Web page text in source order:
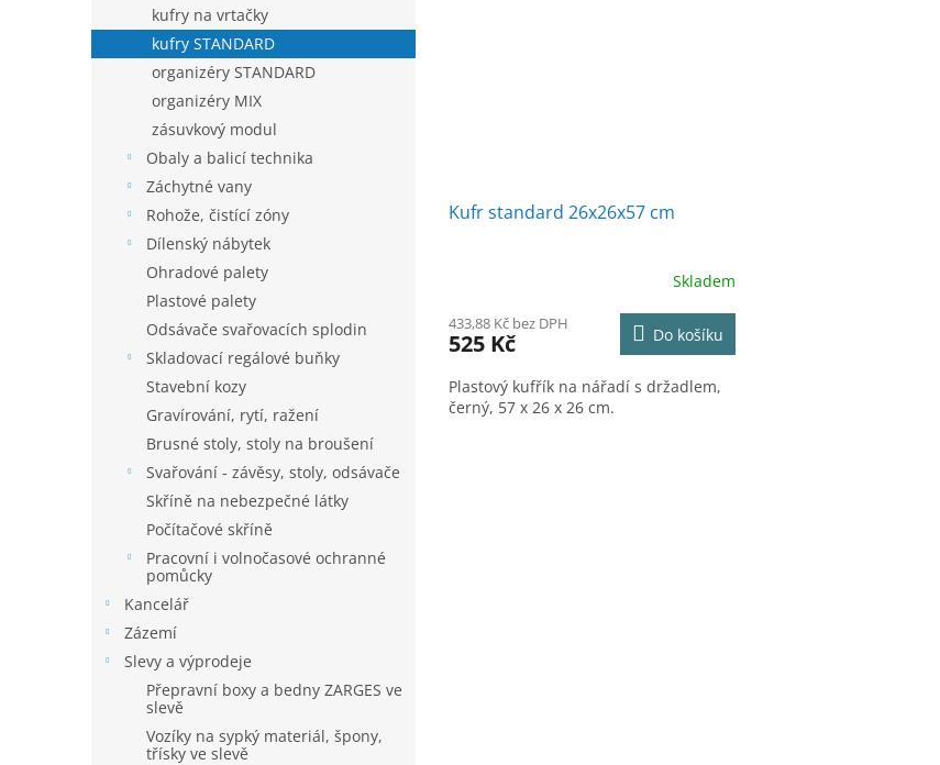
kufry na vrtačky
kufry STANDARD
organizéry STANDARD
organizéry MIX
zásuvkový modul
Obaly a balicí technika
Záchytné vany
Rohože, čistící zóny
Dílenský nábytek
Ohradové palety
Plastové palety
Odsávače svařovacích splodin
Skladovací regálové buňky
Stavební kozy
Gravírování, rytí, ražení
Brusné stoly, stoly na broušení
Svařování - závěsy, stoly, odsávače
Skříně na nebezpečné látky
Počítačové skříně
Pracovní i volnočasové ochranné
pomůcky
Kancelář
Zázemí
Slevy a výprodeje
Přepravní boxy a bedny ZARGES ve
slevě
Vozíky na sypký materiál, špony,
třísky ve slevě
Kufr standard 26x26x57 cm
Skladem
433,88 Kč bez DPH
525 Kč Do košíku
Plastový kufřík na nářadí s držadlem,
černý, 57 x 26 x 26 cm.